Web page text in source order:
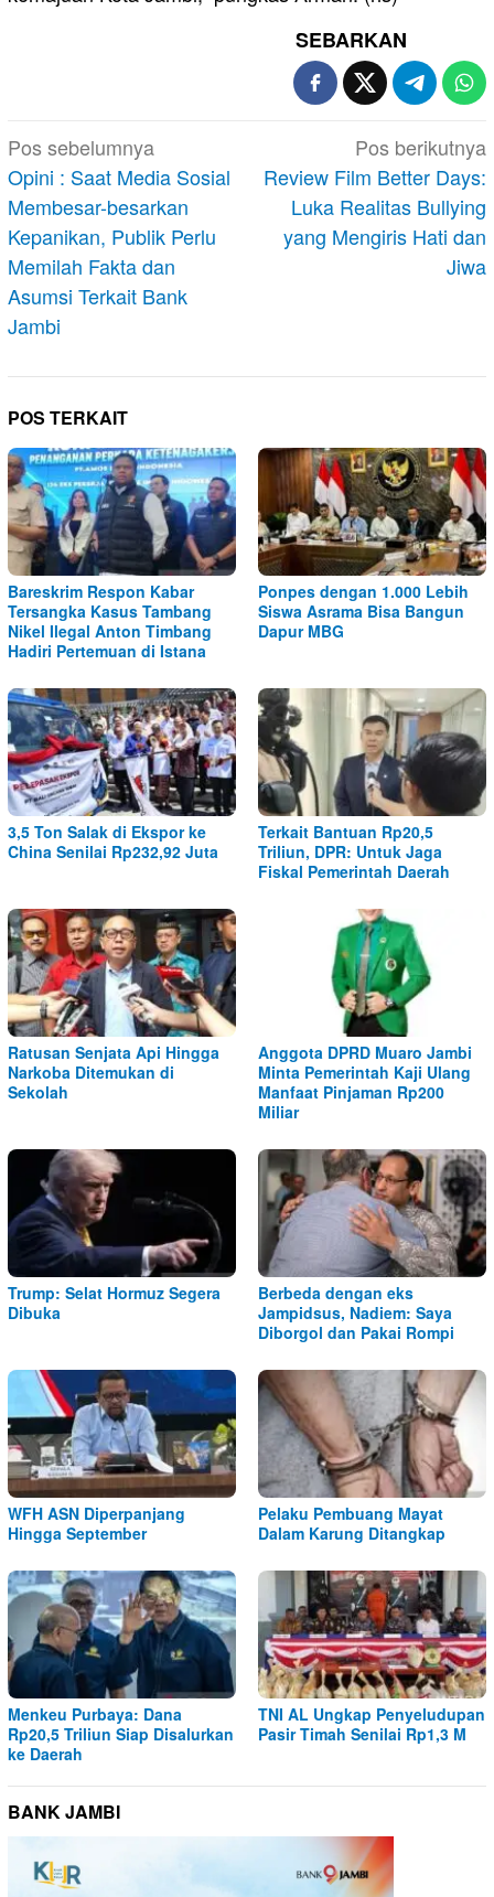
SEBARKAN
Navigasi
pos
Pos sebelumnya
Opini : Saat Media Sosial
Membesar-besarkan
Kepanikan, Publik Perlu
Memilah Fakta dan
Asumsi Terkait Bank
Jambi
Pos berikutnya
Review Film Better Days:
Luka Realitas Bullying
yang Mengiris Hati dan
Jiwa
POS TERKAIT
Bareskrim Respon Kabar
Tersangka Kasus Tambang
Nikel Ilegal Anton Timbang
Hadiri Pertemuan di Istana
Ponpes dengan 1.000 Lebih
Siswa Asrama Bisa Bangun
Dapur MBG
3,5 Ton Salak di Ekspor ke
China Senilai Rp232,92 Juta
Terkait Bantuan Rp20,5
Triliun, DPR: Untuk Jaga
Fiskal Pemerintah Daerah
Ratusan Senjata Api Hingga
Narkoba Ditemukan di
Sekolah
Anggota DPRD Muaro Jambi
Minta Pemerintah Kaji Ulang
Manfaat Pinjaman Rp200
Miliar
Trump: Selat Hormuz Segera
Dibuka
Berbeda dengan eks
Jampidsus, Nadiem: Saya
Diborgol dan Pakai Rompi
WFH ASN Diperpanjang
Hingga September
Pelaku Pembuang Mayat
Dalam Karung Ditangkap
Menkeu Purbaya: Dana
Rp20,5 Triliun Siap Disalurkan
ke Daerah
TNI AL Ungkap Penyeludupan
Pasir Timah Senilai Rp1,3 M
BANK JAMBI